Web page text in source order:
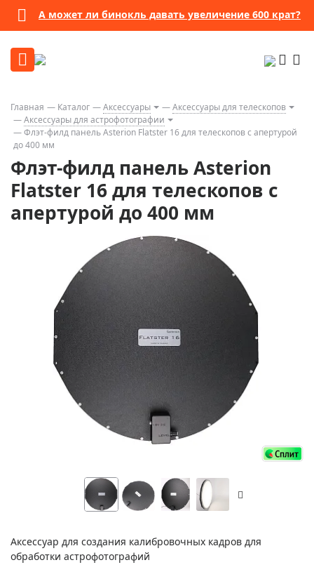
А может ли бинокль давать увеличение 600 крат?
Главная Каталог Аксессуары
Аксессуары для телескопов
Аксессуары для астрофотографии
Флэт-филд панель Asterion Flatster 16 для телескопов с апертурой
до 400 мм
Флэт-филд панель Asterion
Flatster 16 для телескопов с
апертурой до 400 мм
Аксессуар для создания калибровочных кадров для
обработки астрофотографий